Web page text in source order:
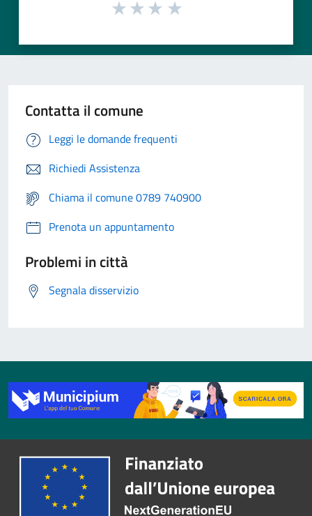
Contatta il comune
Leggi le domande frequenti
Richiedi Assistenza
Chiama il comune 0789 740900
Prenota un appuntamento
Problemi in città
Segnala disservizio